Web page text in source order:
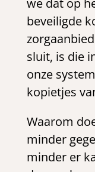
we dat op
beveiligde
sluit, is die
onze
kopietjes
Waarom
minder
minder er